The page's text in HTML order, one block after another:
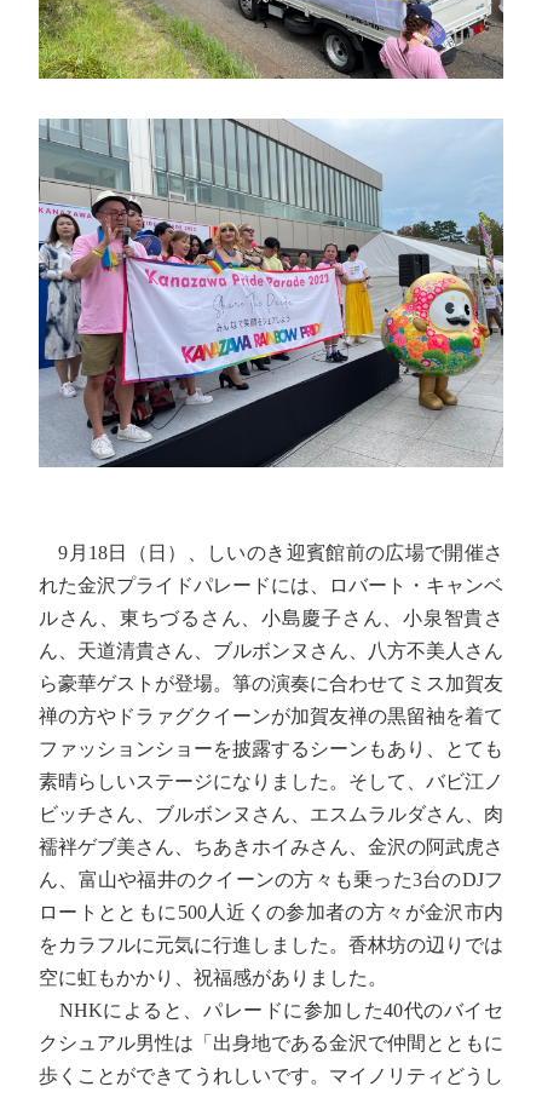
9月18日（日）、しいのき迎賓館前の広場で開催さ
れた金沢プライドパレードには、ロバート・キャンベ
ルさん、東ちづるさん、小島慶子さん、小泉智貴さ
ん、天道清貴さん、ブルボンヌさん、八方不美人さん
ら豪華ゲストが登場。箏の演奏に合わせてミス加賀友
禅の方やドラァグクイーンが加賀友禅の黒留袖を着て
ファッションショーを披露するシーンもあり、とても
素晴らしいステージになりました。そして、バビ江ノ
ビッチさん、ブルボンヌさん、エスムラルダさん、肉
襦袢ゲブ美さん、ちあきホイみさん、金沢の阿武虎さ
ん、富山や福井のクイーンの方々も乗った3台のDJフ
ロートとともに500人近くの参加者の方々が金沢市内
をカラフルに元気に行進しました。香林坊の辺りでは
空に虹もかかり、祝福感がありました。
NHKによると、パレードに参加した40代のバイセ
クシュアル男性は「出身地である金沢で仲間とともに
歩くことができてうれしいです。マイノリティどうし